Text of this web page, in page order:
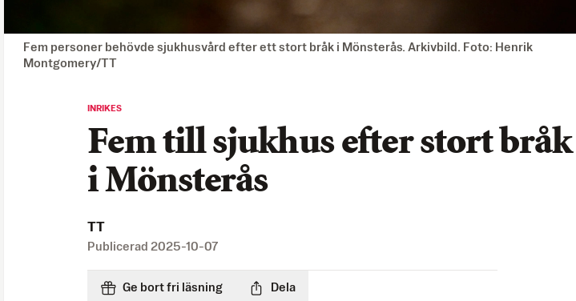
Fem personer behövde sjukhusvård efter ett stort bråk i Mönsterås. Arkivbild. Foto: Henrik
Montgomery/TT
INRIKES
Fem till sjukhus efter stort bråk
i Mönsterås
TT
Publicerad 2025-10-07
Ge bort fri läsning Dela